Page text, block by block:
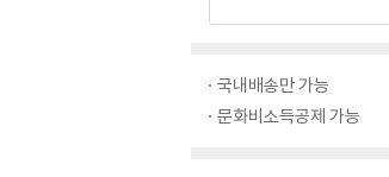
국내배송만 가능
문화비소득공제 가능